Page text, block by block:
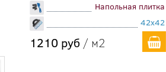
Напольная плитка
42x42
1210 руб / м2